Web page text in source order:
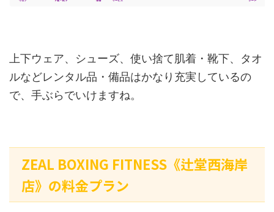
上下ウェア、シューズ、使い捨て肌着・靴下、タオ
ルなどレンタル品・備品はかなり充実しているの
で、手ぶらでいけますね。
ZEAL BOXING FITNESS《辻堂西海岸
店》の料金プラン